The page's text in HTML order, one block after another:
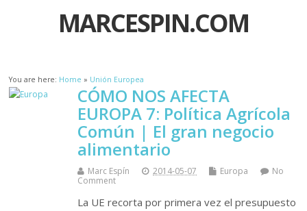
MARCESPIN.COM
You are here: Home » Unión Europea
CÓMO NOS AFECTA
EUROPA 7: Política Agrícola
Común | El gran negocio
alimentario
Marc Espín 2014-05-07 Europa
No
Comment
La UE recorta por primera vez el presupuesto